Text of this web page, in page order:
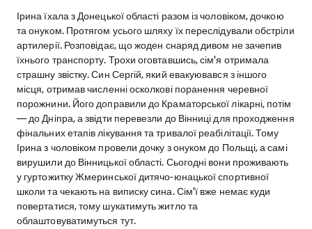
Ірина їхала з Донецької області разом із чоловіком, дочкою
та онуком. Протягом усього шляху їх переслідували обстріли
артилерії. Розповідає, що жоден снаряд дивом не зачепив
їхнього транспорту. Трохи оговтавшись, сім'я отримала
страшну звістку. Син Сергій, який евакуювався з іншого
місця, отримав численні осколкові поранення черевної
порожнини. Його доправили до Краматорської лікарні, потім
— до Дніпра, а звідти перевезли до Вінниці для проходження
фінальних етапів лікування та тривалої реабілітації. Тому
Ірина з чоловіком провели дочку з онуком до Польщі, а самі
вирушили до Вінницької області. Сьогодні вони проживають
у гуртожитку Жмеринської дитячо-юнацької спортивної
школи та чекають на виписку сина. Сім'ї вже немає куди
повертатися, тому шукатимуть житло та
облаштовуватимуться тут.